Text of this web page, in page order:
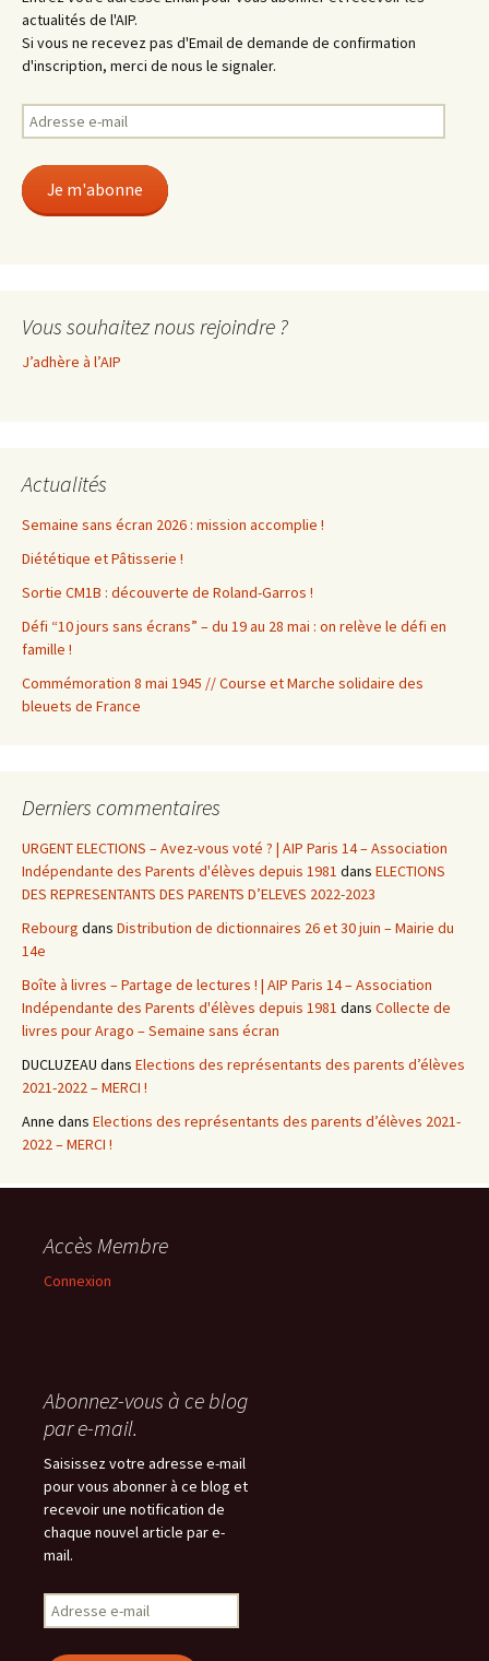
actualités de l'AIP.
Si vous ne recevez pas d'Email de demande de confirmation
d'inscription, merci de nous le signaler.
Adresse
e-
Je m'abonne
Vous souhaitez nous rejoindre ?
J’adhère à l’AIP
Actualités
Semaine sans écran 2026 : mission accomplie !
Diététique et Pâtisserie !
Sortie CM1B : découverte de Roland-Garros !
Défi “10 jours sans écrans” – du 19 au 28 mai : on relève le défi en
famille !
Commémoration 8 mai 1945 // Course et Marche solidaire des
bleuets de France
Derniers commentaires
URGENT ELECTIONS – Avez-vous voté ? | AIP Paris 14 – Association
Indépendante des Parents d'élèves depuis 1981 dans ELECTIONS
DES REPRESENTANTS DES PARENTS D’ELEVES 2022-2023
Rebourg dans Distribution de dictionnaires 26 et 30 juin – Mairie du
14e
Boîte à livres – Partage de lectures ! | AIP Paris 14 – Association
Indépendante des Parents d'élèves depuis 1981 dans Collecte de
livres pour Arago – Semaine sans écran
DUCLUZEAU dans Elections des représentants des parents d’élèves
2021-2022 – MERCI !
Anne dans Elections des représentants des parents d’élèves 2021-
2022 – MERCI !
Accès Membre
Connexion
Abonnez-vous à ce blog
par e-mail.
Saisissez votre adresse e-mail
pour vous abonner à ce blog et
recevoir une notification de
chaque nouvel article par e-
mail.
Adresse
e-